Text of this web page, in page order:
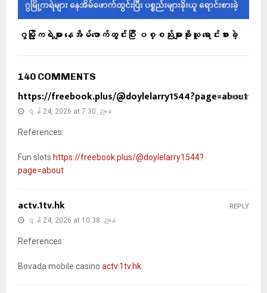
ဂွမြို့ကရဲများ နေအိမ်ဖောက်ထွင်းပြီး ပစ္စည်းများခိုးယူ‌ ရောင်းစားခဲ့
140 COMMENTS
https://freebook.plus/@doylelarry1544?page=about
ဇွန် 24, 2026 at 7:30 ညနေ
References:
Fun slots https://freebook.plus/@doylelarry1544?
page=about
REPLY
actv.1tv.hk
ဇွန် 24, 2026 at 10:38 ညနေ
References:
Bovada mobile casino actv.1tv.hk
REPLY